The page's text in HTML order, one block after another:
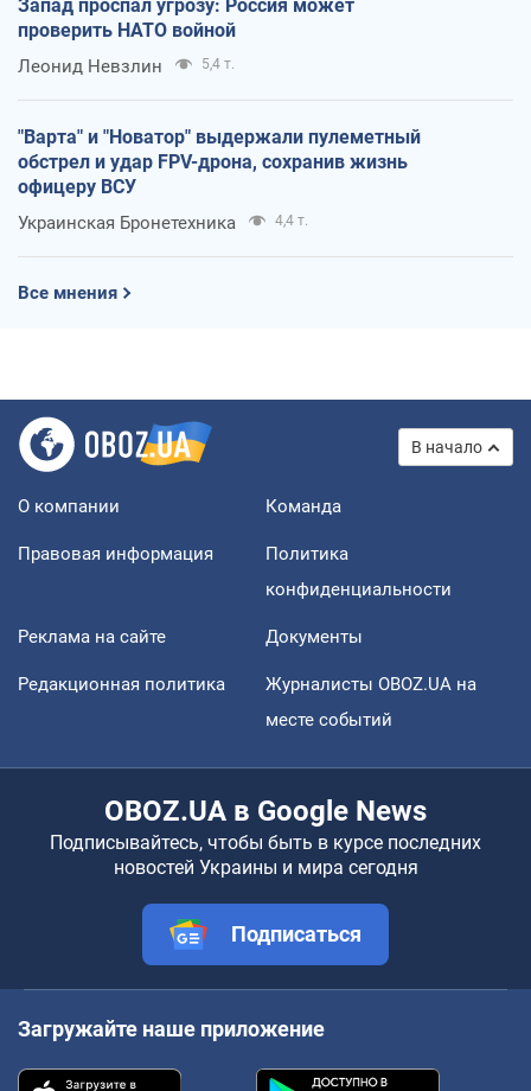
Запад проспал угрозу: Россия может
проверить НАТО войной
Леонид Невзлин 5,4 т.
"Варта" и "Новатор" выдержали пулеметный
обстрел и удар FPV-дрона, сохранив жизнь
офицеру ВСУ
Украинская Бронетехника 4,4 т.
Все мнения
В начало
О компании Команда
Правовая информация
Политика
конфиденциальности
Реклама на сайте Документы
Редакционная политика
Журналисты OBOZ.UA на
месте событий
OBOZ.UA в Google News
Подписывайтесь, чтобы быть в курсе последних
новостей Украины и мира сегодня
Подписаться
Загружайте наше приложение